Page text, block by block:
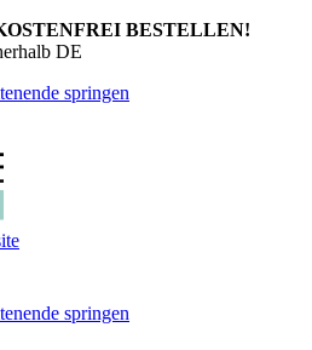
BESTELLEN!
DE
springen
springen